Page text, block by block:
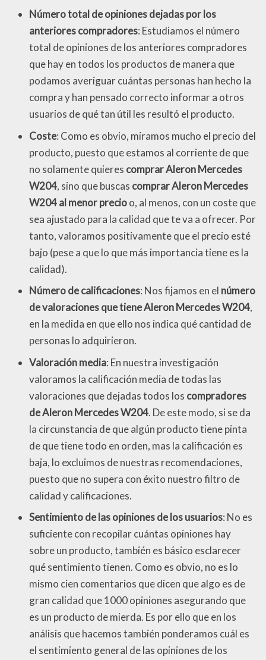
Número total de opiniones dejadas por los
anteriores compradores: Estudiamos el número
total de opiniones de los anteriores compradores
que hay en todos los productos de manera que
podamos averiguar cuántas personas han hecho la
compra y han pensado correcto informar a otros
usuarios de qué tan útil les resultó el producto.
Coste: Como es obvio, miramos mucho el precio del
producto, puesto que estamos al corriente de que
no solamente quieres comprar Aleron Mercedes
W204, sino que buscas comprar Aleron Mercedes
W204 al menor precioo, al menos, con un coste que
sea ajustado para la calidad que te va a ofrecer. Por
tanto, valoramos positivamente que el precio esté
bajo (pese a que lo que más importancia tiene es la
calidad).
Número de calificaciones: Nos fijamos en el número
de valoraciones que tiene Aleron Mercedes W204,
en la medida en que ello nos indica qué cantidad de
personas lo adquirieron.
Valoración media: En nuestra investigación
valoramos la calificación media de todas las
valoraciones que dejadas todos los compradores
de Aleron Mercedes W204. De este modo, si se da
la circunstancia de que algún producto tiene pinta
de que tiene todo en orden, mas la calificación es
baja, lo excluimos de nuestras recomendaciones,
puesto que no supera con éxito nuestro filtro de
calidad y calificaciones.
Sentimiento de las opiniones de los usuarios: No es
suficiente con recopilar cuántas opiniones hay
sobre un producto, también es básico esclarecer
qué sentimiento tienen. Como es obvio, no es lo
mismo cien comentarios que dicen que algo es de
gran calidad que 1000 opiniones asegurando que
es un producto de mierda. Es por ello que en los
análisis que hacemos también ponderamos cuál es
el sentimiento general de las opiniones de los